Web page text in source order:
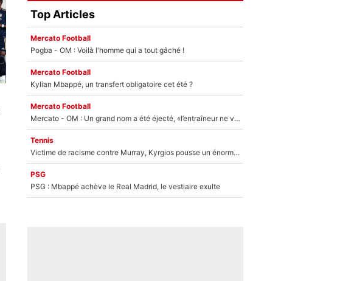
Top Articles
Mercato Football
Pogba - OM : Voilà l'homme qui a tout gâché !
Mercato Football
Kylian Mbappé, un transfert obligatoire cet été ?
Mercato Football
Mercato - OM : Un grand nom a été éjecté, «l’entraîneur ne voulait pas me conserver»
Tennis
Victime de racisme contre Murray, Kyrgios pousse un énorme coup de gueule !
PSG
PSG : Mbappé achève le Real Madrid, le vestiaire exulte